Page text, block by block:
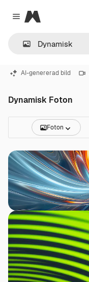
Close menu
Magnific
AI-genererad bild
Dynamisk Foton
Foton